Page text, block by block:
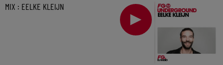
MIX : EELKE KLEIJN